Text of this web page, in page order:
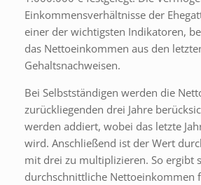
Einkommensverhältnisse der
einer der wichtigsten Indikatoren,
das Nettoeinkommen aus den
Gehaltsnachweisen.
Bei Selbstständigen werden die
zurückliegenden drei Jahre
werden addiert, wobei das letzte
wird. Anschließend ist der Wert
mit drei zu multiplizieren. So ergibt
durchschnittliche Nettoeinkommen